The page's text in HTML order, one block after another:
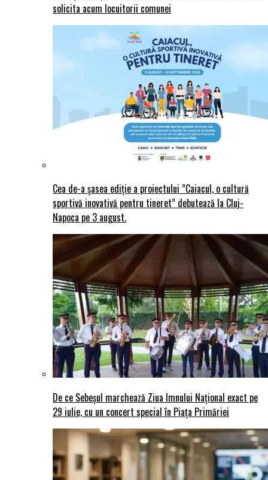
solicita acum locuitorii comunei
Cea de-a șasea ediție a proiectului ”Caiacul, o cultură
sportivă inovativă pentru tineret” debutează la Cluj-
Napoca pe 3 august.
De ce Sebeșul marchează Ziua Imnului Național exact pe
29 iulie, cu un concert special în Piața Primăriei